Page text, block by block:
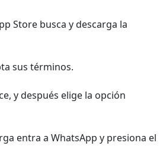
Store busca y descarga la
sus términos.
y después elige la opción
entra a WhatsApp y presiona el